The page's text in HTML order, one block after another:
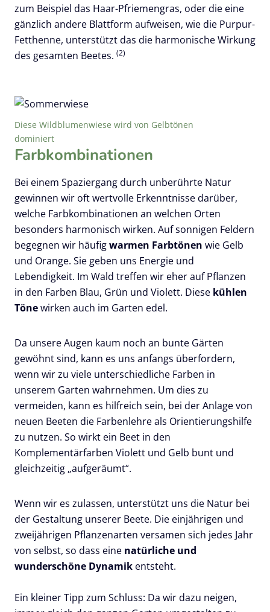
zum Beispiel das Haar-Pfriemengras, oder die eine
gänzlich andere Blattform aufweisen, wie die Purpur-
Fetthenne, unterstützt das die harmonische Wirkung
des gesamten Beetes. (2)
Diese Wildblumenwiese wird von Gelbtönen
dominiert
Farbkombinationen
Bei einem Spaziergang durch unberührte Natur
gewinnen wir oft wertvolle Erkenntnisse darüber,
welche Farbkombinationen an welchen Orten
besonders harmonisch wirken. Auf sonnigen Feldern
begegnen wir häufigwarmen Farbtönen wie Gelb
und Orange. Sie geben uns Energie und
Lebendigkeit. Im Wald treffen wir eher auf Pflanzen
in den Farben Blau, Grün und Violett. Diese kühlen
Tönewirken auch im Garten edel.
Da unsere Augen kaum noch an bunte Gärten
gewöhnt sind, kann es uns anfangs überfordern,
wenn wir zu viele unterschiedliche Farben in
unserem Garten wahrnehmen. Um dies zu
vermeiden, kann es hilfreich sein, bei der Anlage von
neuen Beeten die Farbenlehre als Orientierungshilfe
zu nutzen. So wirkt ein Beet in den
Komplementärfarben Violett und Gelb bunt und
gleichzeitig „aufgeräumt“.
Wenn wir es zulassen, unterstützt uns die Natur bei
der Gestaltung unserer Beete. Die einjährigen und
zweijährigen Pflanzenarten versamen sich jedes Jahr
von selbst, so dass eine natürliche und
wunderschöne Dynamik entsteht.
Ein kleiner Tipp zum Schluss: Da wir dazu neigen,